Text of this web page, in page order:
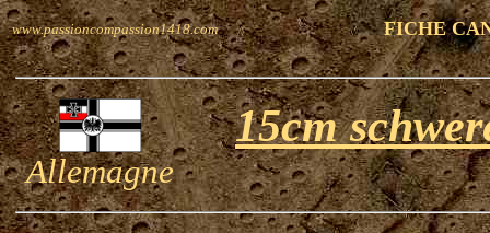
www.passioncompassion1418.com FICHE
Allemagne
15cm